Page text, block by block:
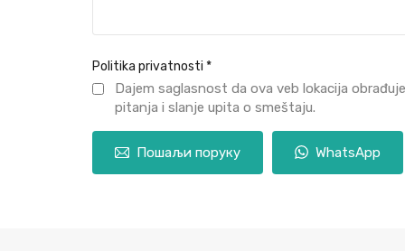
Politika privatnosti *
Dajem saglasnost da ova veb lokacija
pitanja i slanje upita o smeštaju.
Пошаљи поруку WhatsApp